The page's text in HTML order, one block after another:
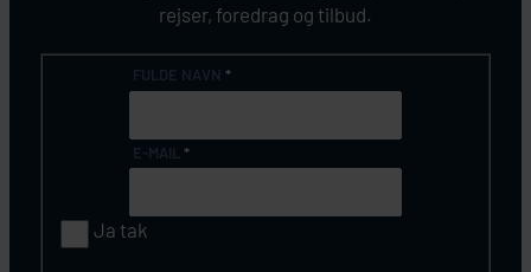
rejser, foredrag og tilbud.
*
*
Ja tak